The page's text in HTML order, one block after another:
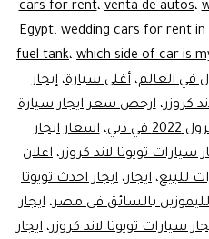
cars for rent،venta de autos،
Egypt، wedding cars for rent in
fuel tank، which side of car is
في العالم،أغلى سيارة،إيجار
كروزر،ارخص سعر ايجار سيارة
في دبي ،اسعار ايجار
سيارات تويوتا لاند كروزر، اعلان
للبيع، ايجار، ايجار احدث تويوتا
بالسائق فى مصر، ايجار
سيارات تويوتا لاند كروزر، ايجار